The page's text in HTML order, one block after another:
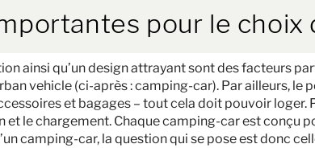
wird der Button zum
pour le choix
ainsi qu’un design attrayant sont des facteurs
vehicle (ci-après : camping-car). Par ailleurs, le
et bagages – tout cela doit pouvoir
le chargement. Chaque camping-car est conçu
camping-car, la question qui se pose est donc